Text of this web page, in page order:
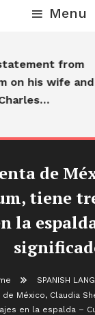
Menu
from
on his wife and
de
tiene
la
SPANISH
México, Claudia
en la espalda –